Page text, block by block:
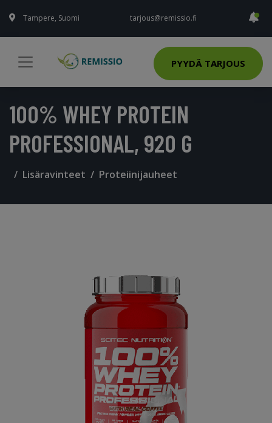
Tampere, Suomi tarjous@remissio.fi
PYYDÄ TARJOUS
100% WHEY PROTEIN
PROFESSIONAL, 920 G
Lisäravinteet Proteiinijauheet